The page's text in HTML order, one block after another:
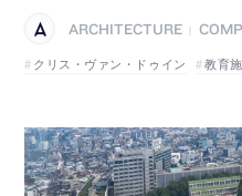
ARCHITECTURE
クリス・ヴァン・ドゥイン
教育